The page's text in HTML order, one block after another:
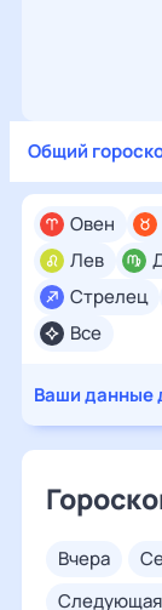
Общий
Все
Овен
Лев
Стрелец
Ваши данные
вчера